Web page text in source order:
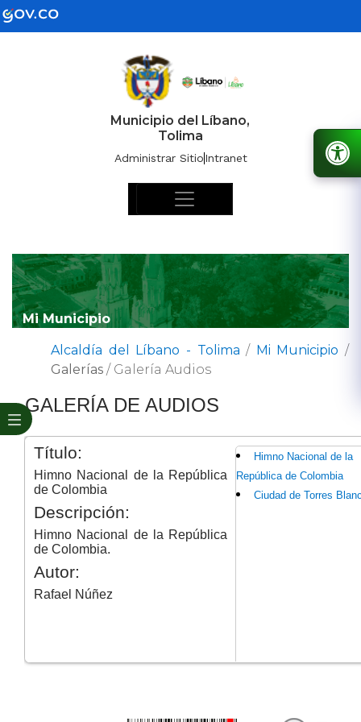
Municipio del Líbano,
Tolima
Administrar SitioIntranet
Mi Municipio
Alcaldía del Líbano - Tolima / Mi Municipio /
Galerías / Galería Audios
​​GALERÍA DE AUDIOS
Himno Nacional de la
República de Colombia
Ciudad de Torres
Título:
Himno Nacional de la República
de Colombia
Descripción:
Himno Nacional de la República
de Colombia.
Autor:
Rafael Núñez